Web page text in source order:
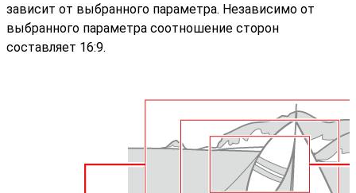
зависит от выбранного параметра. Независимо от
выбранного параметра соотношение сторон
составляет 16:9.